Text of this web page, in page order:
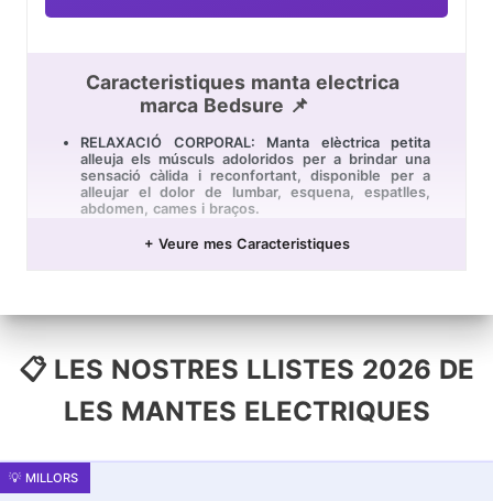
Caracteristiques manta electrica
marca Bedsure 📌
RELAXACIÓ CORPORAL: Manta elèctrica petita
alleuja els músculs adoloridos per a brindar una
sensació càlida i reconfortant, disponible per a
alleujar el dolor de lumbar, esquena, espatlles,
abdomen, cames i braços.
de tres configuracions ajustables de temperatura
amb funció d'apagat automàtic en 90 minuts per a
electrica.
MATERIAL ACOLLIDOR: Manta electrica esquena
està feta amb ultrasuave 220g franel·la front i
200g microfibra darrere per a millor comoditat
CUIDAT CONSELL: Només rentar a mà. No rentar a
lumbar.
+ Veure mes Caracteristiques
📋 LES NOSTRES LLISTES 2026 DE
LES MANTES ELECTRIQUES